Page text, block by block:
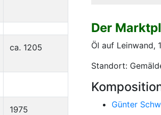
ca. 1205
1975
Der
Öl auf Leinwand,
Standort:
Günter